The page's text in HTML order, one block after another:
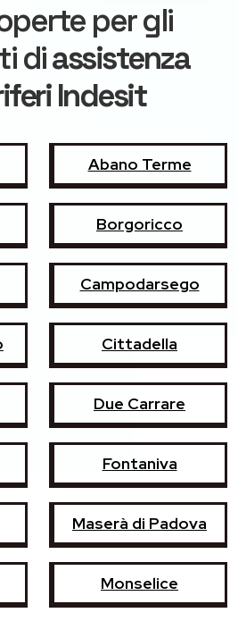
per gli
diassistenza
Indesit
Abano Terme
Borgoricco
Campodarsego
Cittadella
Due Carrare
Fontaniva
Maserà di Padova
Monselice